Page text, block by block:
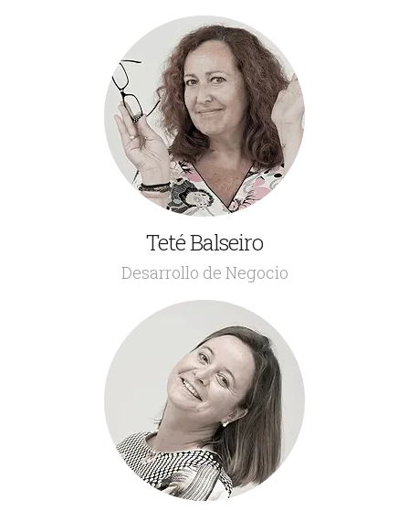
Teté Balseiro
Desarrollo de Negocio
¿Y qué hago aquí? En principio vender todo lo que
resulte beneficioso para la buena marcha de
cualquier negocio. Aunque… realmente he venido a